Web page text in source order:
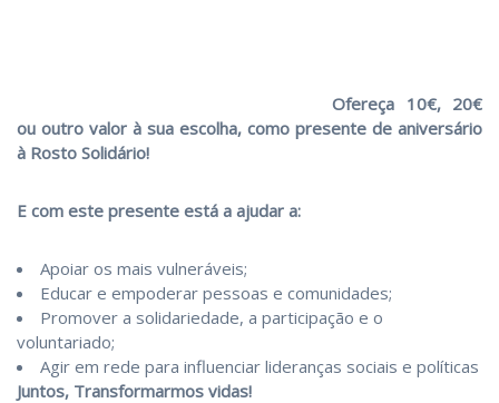
Ofereça 10€, 20€
ou outro valor à sua escolha, como presente de aniversário
à Rosto Solidário!
E com este presente está a ajudar a:
Apoiar os mais vulneráveis;
Educar e empoderar pessoas e comunidades;
Promover a solidariedade, a participação e o
voluntariado;
Agir em rede para influenciar lideranças sociais e políticas
Juntos, Transformarmos vidas!